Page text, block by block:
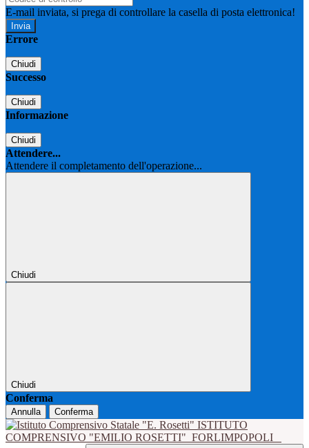
E-mail inviata, si prega di controllare la casella di posta elettronica!
Errore
Chiudi
Successo
Chiudi
Informazione
Chiudi
Attendere...
Attendere il completamento dell'operazione...
Chiudi
Chiudi
Conferma
Annulla Conferma
ISTITUTO
COMPRENSIVO "EMILIO ROSETTI" FORLIMPOPOLI